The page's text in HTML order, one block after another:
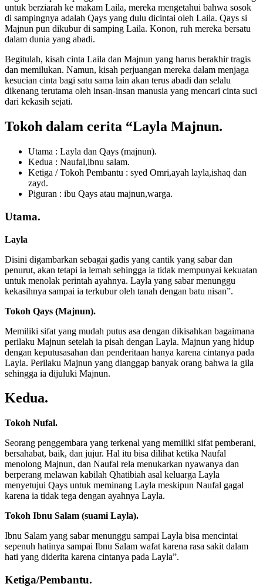
untuk berziarah ke makam Laila, mereka mengetahui bahwa sosok
di sampingnya adalah Qays yang dulu dicintai oleh Laila. Qays si
Majnun pun dikubur di samping Laila. Konon, ruh mereka bersatu
dalam dunia yang abadi.
Begitulah, kisah cinta Laila dan Majnun yang harus berakhir tragis
dan memilukan. Namun, kisah perjuangan mereka dalam menjaga
kesucian cinta bagi satu sama lain akan terus abadi dan selalu
dikenang terutama oleh insan-insan manusia yang mencari cinta suci
dari kekasih sejati.
Tokoh dalam cerita “Layla Majnun.
Utama : Layla dan Qays (majnun).
Kedua : Naufal,ibnu salam.
Ketiga / Tokoh Pembantu : syed Omri,ayah layla,ishaq dan
zayd.
Piguran : ibu Qays atau majnun,warga.
Utama.
Layla
Disini digambarkan sebagai gadis yang cantik yang sabar dan
penurut, akan tetapi ia lemah sehingga ia tidak mempunyai kekuatan
untuk menolak perintah ayahnya. Layla yang sabar menunggu
kekasihnya sampai ia terkubur oleh tanah dengan batu nisan”.
Tokoh Qays (Majnun).
Memiliki sifat yang mudah putus asa dengan dikisahkan bagaimana
perilaku Majnun setelah ia pisah dengan Layla. Majnun yang hidup
dengan keputusasahan dan penderitaan hanya karena cintanya pada
Layla. Perilaku Majnun yang dianggap banyak orang bahwa ia gila
sehingga ia dijuluki Majnun.
Kedua.
Tokoh Nufal.
Seorang penggembara yang terkenal yang memiliki sifat pemberani,
bersahabat, baik, dan jujur. Hal itu bisa dilihat ketika Naufal
menolong Majnun, dan Naufal rela menukarkan nyawanya dan
berperang melawan kabilah Qhatibiah asal keluarga Layla
menyetujui Qays untuk meminang Layla meskipun Naufal gagal
karena ia tidak tega dengan ayahnya Layla.
Tokoh Ibnu Salam (suami Layla).
Ibnu Salam yang sabar menunggu sampai Layla bisa mencintai
sepenuh hatinya sampai Ibnu Salam wafat karena rasa sakit dalam
hati yang diderita karena cintanya pada Layla”.
Ketiga/Pembantu.